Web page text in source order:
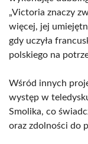
„Victoria znaczy
więcej, jej
gdy uczyła
polskiego na
Wśród innych
występ w
Smolika, co
oraz zdolności do